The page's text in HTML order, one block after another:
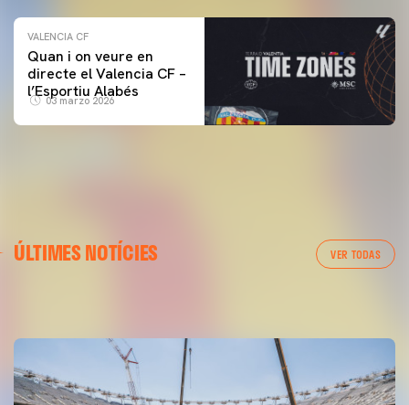
VALENCIA CF
Quan i on veure en
directe el Valencia CF –
l’Esportiu Alabés
03 marzo 2026
ÚLTIMES NOTÍCIES VER TODAS
📸 #ValenciaNUFC
PRIMER EQUIP